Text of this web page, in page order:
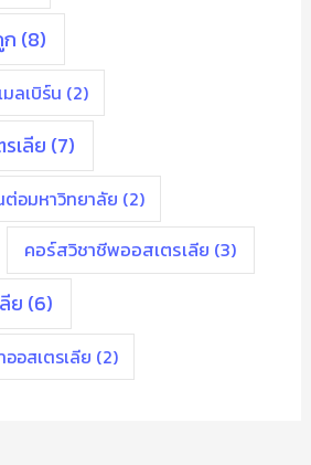
(8)
ลเบิร์น (2)
เลีย (7)
ต่อมหาวิทยาลัย (2)
คอร์สวิชาชีพออสเตรเลีย (3)
ย (6)
อสเตรเลีย (2)